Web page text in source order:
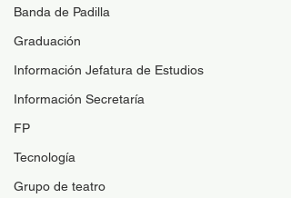
Banda de Padilla
Graduación
Información Jefatura de Estudios
Información Secretaría
FP
Tecnología
Grupo de teatro